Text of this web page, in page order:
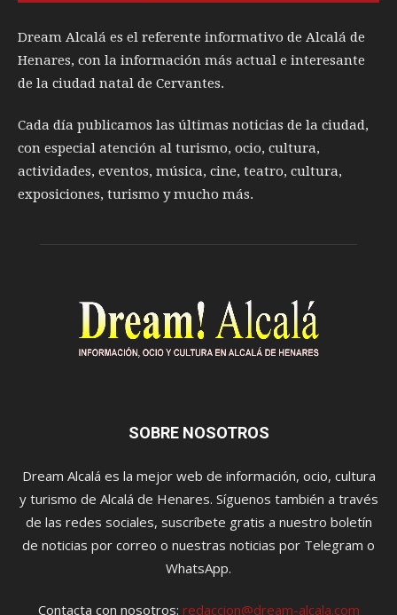
Dream Alcalá es el referente informativo de Alcalá de
Henares, con la información más actual e interesante
de la ciudad natal de Cervantes.
Cada día publicamos las últimas noticias de la ciudad,
con especial atención al turismo, ocio, cultura,
actividades, eventos, música, cine, teatro, cultura,
exposiciones, turismo y mucho más.
SOBRE NOSOTROS
Dream Alcalá es la mejor web de información, ocio, cultura
y turismo de Alcalá de Henares. Síguenos también a través
de las redes sociales, suscríbete gratis a nuestro boletín
de noticias por correo o nuestras noticias por Telegram o
WhatsApp.
Contacta con nosotros: redaccion@dream-alcala.com